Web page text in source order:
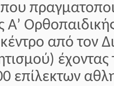
Α’
από τον
έχοντας
επίλεκτων